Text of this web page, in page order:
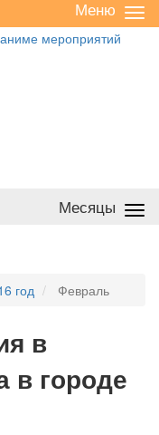
/
Меню
Месяцы
год Февраль
в
в городе